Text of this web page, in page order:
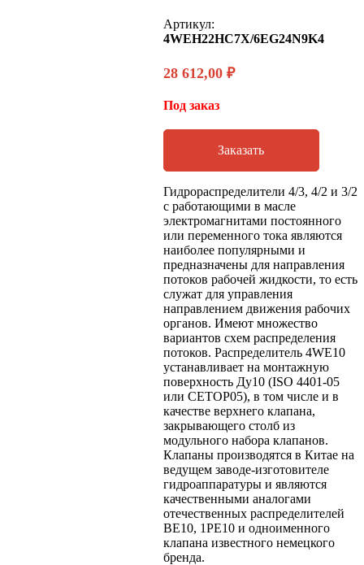
Артикул:
4WEH22HC7X/6EG24N9K4
28 612,00 ₽
Под заказ
Заказать
Гидрораспределители 4/3, 4/2 и 3/2
с работающими в масле
электромагнитами постоянного
или переменного тока являются
наиболее популярными и
предназначены для направления
потоков рабочей жидкости, то есть
служат для управления
направлением движения рабочих
органов. Имеют множество
вариантов схем распределения
потоков. Распределитель 4WE10
устанавливает на монтажную
поверхность Ду10 (ISO 4401-05
или CETOP05), в том числе и в
качестве верхнего клапана,
закрывающего столб из
модульного набора клапанов.
Клапаны производятся в Китае на
ведущем заводе-изготовителе
гидроаппаратуры и являются
качественными аналогами
отечественных распределителей
ВЕ10, 1РЕ10 и одноименного
клапана известного немецкого
бренда.